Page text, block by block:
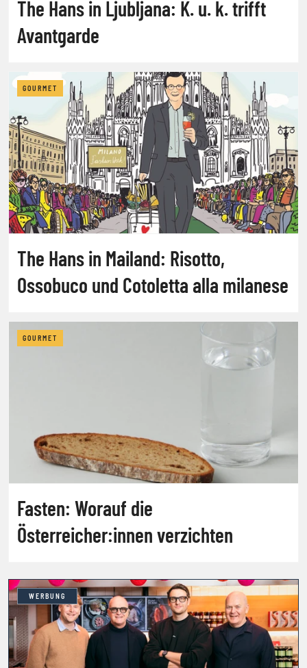
The Hans in Ljubljana: K. u. k. trifft
Avantgarde
GOURMET
The Hans in Mailand: Risotto,
Ossobuco und Cotoletta alla milanese
GOURMET
Fasten: Worauf die
Österreicher:innen verzichten
WERBUNG